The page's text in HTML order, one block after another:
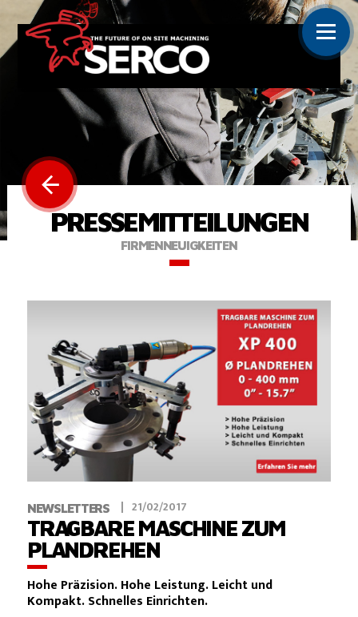
PRESSEMITTEILUNGEN
FIRMENNEUIGKEITEN
NEWSLETTERS 21/02/2017
TRAGBARE MASCHINE ZUM
PLANDREHEN
Hohe Präzision. Hohe Leistung. Leicht und
Kompakt. Schnelles Einrichten.